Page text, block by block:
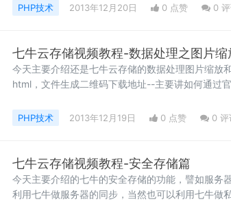
PHP技术 2013年12月20日 0 点赞 0
七牛云存储视频教程-数据处理之图片缩
今天主要介绍还是七牛云存储的数据处理图片缩放
html，文件生成二维码下载地址--主要讲如何通过
PHP技术 2013年12月19日 0 点赞 0 评
七牛云存储视频教程-安全存储篇
今天主要介绍的七牛的安全存储的功能，譬如服务
利用七牛做服务器的同步，当然也可以利用七牛做